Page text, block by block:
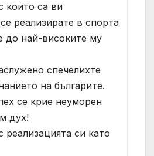
които са ви
реализирате в спорта
до най-високите му
спечелихте
на българите.
се крие неуморен
дух!
си като